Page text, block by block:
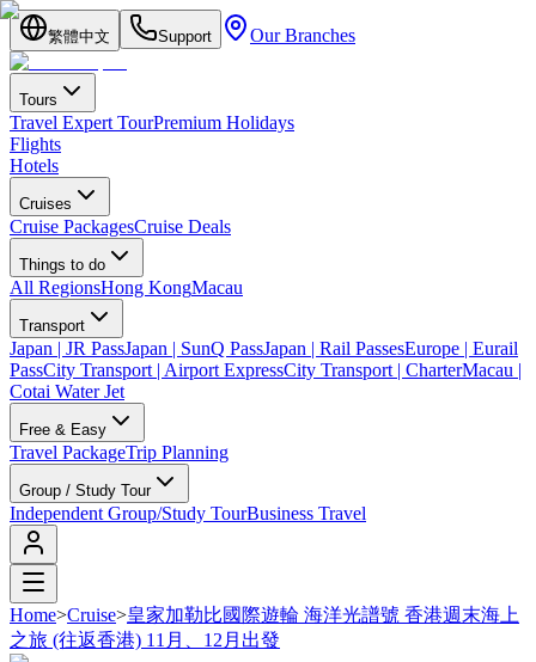
繁體中文 Support Our Branches
Tours
Travel Expert TourPremium Holidays
Flights
Hotels
Cruises
Cruise PackagesCruise Deals
Things to do
All RegionsHong KongMacau
Transport
Japan | JR PassJapan | SunQ PassJapan | Rail PassesEurope | Eurail
PassCity Transport | Airport ExpressCity Transport | CharterMacau |
Cotai Water Jet
Free & Easy
Travel PackageTrip Planning
Group / Study Tour
Independent Group/Study TourBusiness Travel
Home>Cruise>皇家加勒比國際遊輪 海洋光譜號 香港週末海上
之旅 (往返香港) 11月、12月出發